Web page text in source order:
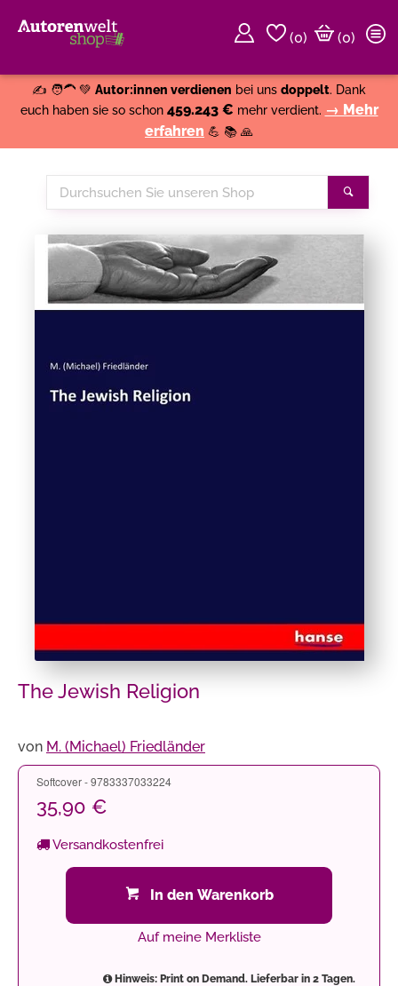
(0)
(0)
✍️ 🧑‍🦱 💚 Autor:innen verdienen bei uns doppelt. Dank
euch haben sie so schon 459.243 € mehr verdient. → Mehr
erfahren 💪 📚 🙏
Durchsuchen
Sie
Shop
The Jewish Religion
von M. (Michael) Friedländer
Softcover - 9783337033224
35,90 €
Versandkostenfrei
In den Warenkorb
Auf meine Merkliste
Hinweis: Print on Demand. Lieferbar in 2 Tagen.